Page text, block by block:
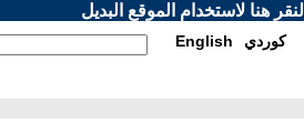
هنا لاستخدام الموقع البديل
English كوردي